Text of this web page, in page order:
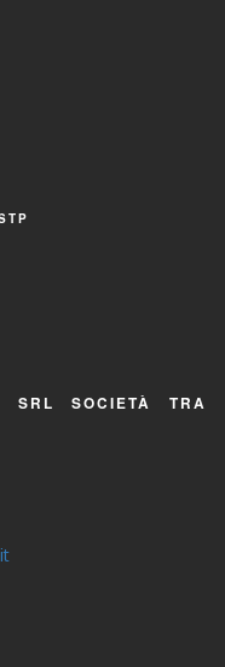
SRL SOCIETÀ TRA